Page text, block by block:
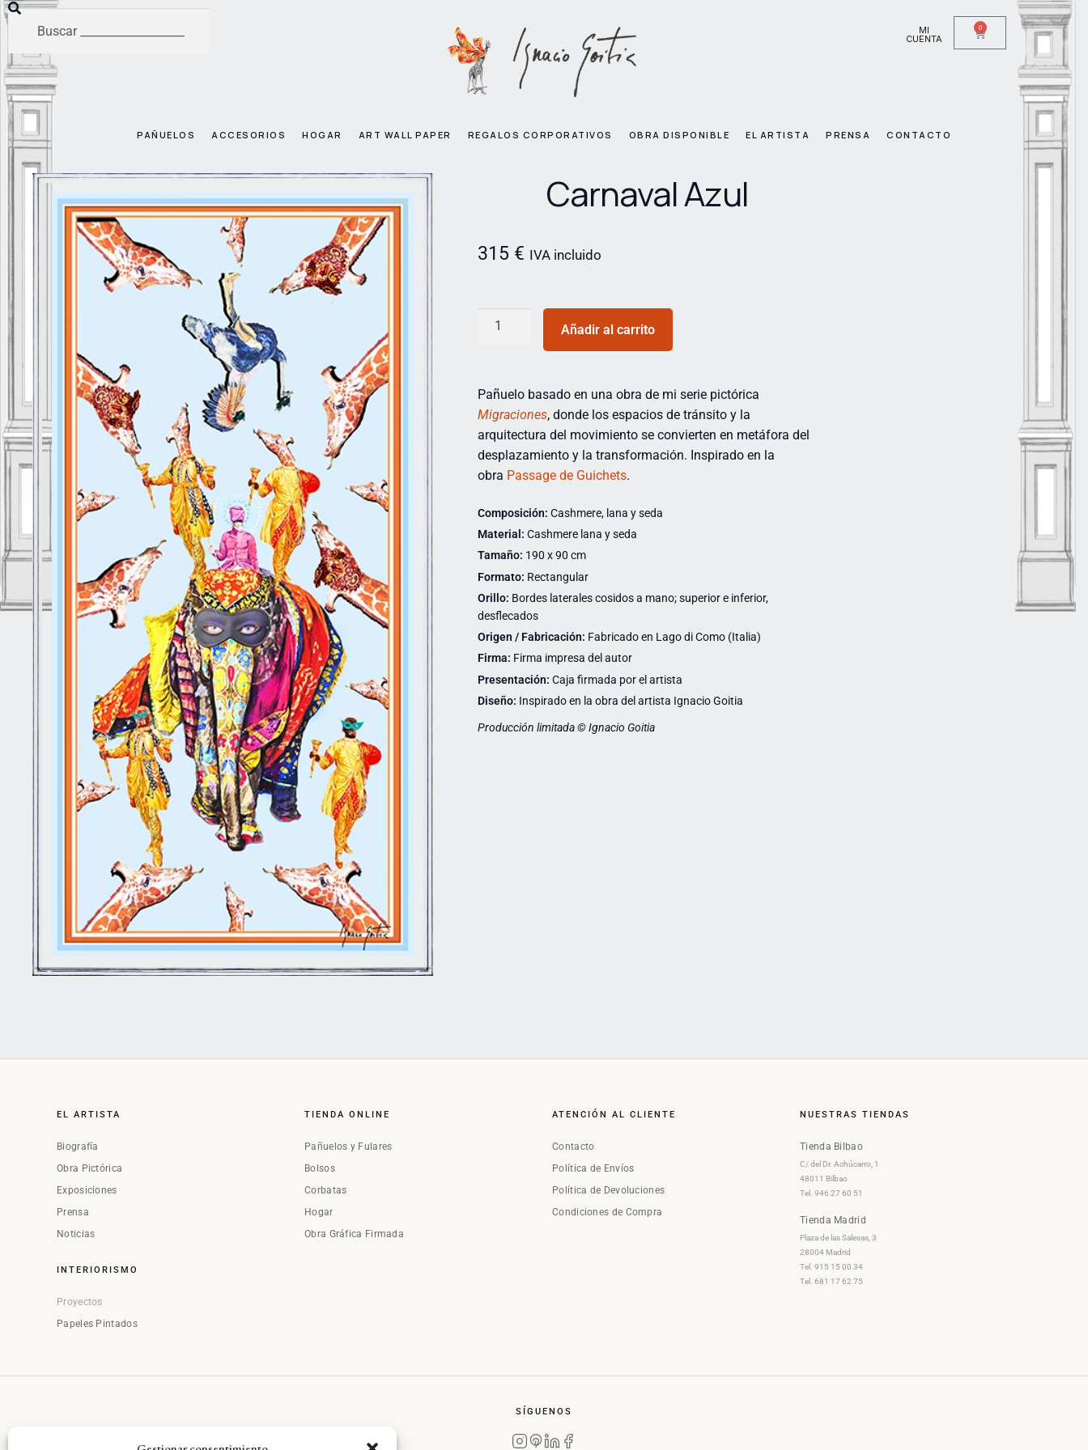
MI
CUENTA
0
PAÑUELOS ACCESORIOS HOGAR ART WALL PAPER REGALOS CORPORATIVOS OBRA DISPONIBLE EL ARTISTA PRENSA CONTACTO
Carnaval Azul
315 € IVA incluido
Añadir al carrito
Pañuelo basado en una obra de mi serie pictórica
Migraciones, donde los espacios de tránsito y la
arquitectura del movimiento se convierten en metáfora del
desplazamiento y la transformación. Inspirado en la
obra Passage de Guichets.
Composición: Cashmere, lana y seda
Material: Cashmere lana y seda
Tamaño: 190 x 90 cm
Formato: Rectangular
Orillo: Bordes laterales cosidos a mano; superior e inferior,
desflecados
Origen / Fabricación: Fabricado en Lago di Como (Italia)
Firma: Firma impresa del autor
Presentación: Caja firmada por el artista
Diseño: Inspirado en la obra del artista Ignacio Goitia
Producción limitada © Ignacio Goitia
EL ARTISTA
Biografía
Obra Pictórica
Exposiciones
Prensa
Noticias
INTERIORISMO
Proyectos
Papeles Pintados
TIENDA ONLINE
Pañuelos y Fulares
Bolsos
Corbatas
Hogar
Obra Gráfica Firmada
ATENCIÓN AL CLIENTE
Contacto
Política de Envíos
Política de Devoluciones
Condiciones de Compra
NUESTRAS TIENDAS
Tienda Bilbao
C/ del Dr. Achúcarro, 1
48011 Bilbao
Tel. 946 27 60 51
Tienda Madrid
Plaza de las Salesas, 3
28004 Madrid
Tel. 915 15 00 34
Tel. 681 17 62 75
SÍGUENOS